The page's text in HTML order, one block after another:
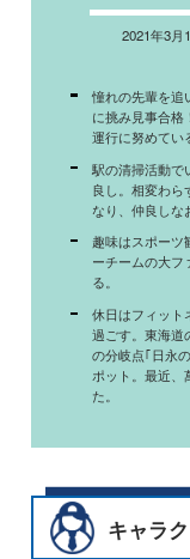
2021年3月
憧れの先輩を追
に挑み見事合格
運行に努めてい
駅の清掃活動で
良し。相変わら
なり、仲良しな
趣味はスポーツ
ーチームの大フ
る。
休日はフィット
過ごす。東海道
の分岐点｢日永
ポット。最近、
た。
キャラ